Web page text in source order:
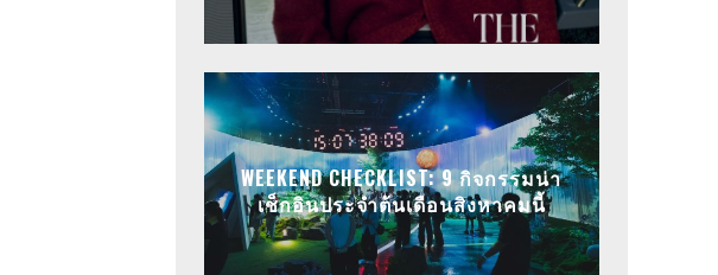
WEEKEND CHECKLIST: 9 กิจกรรมน่า
เช็กอินประจำต้นเดือนสิงหาคมนี้